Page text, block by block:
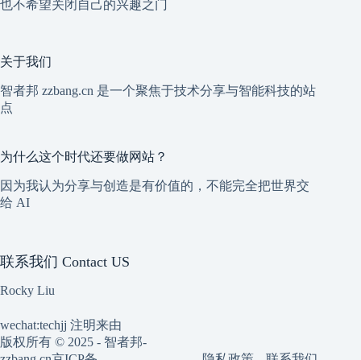
也不希望关闭自己的兴趣之门
关于我们
智者邦 zzbang.cn 是一个聚焦于技术分享与智能科技的站
点
为什么这个时代还要做网站？
因为我认为分享与创造是有价值的，不能完全把世界交
给 AI
联系我们 Contact US
Rocky Liu
wechat:techjj 注明来由
版权所有 © 2025 - 智者邦-